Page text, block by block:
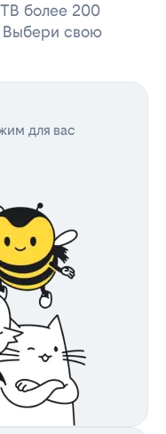
более 200
Выбери свою
для вас